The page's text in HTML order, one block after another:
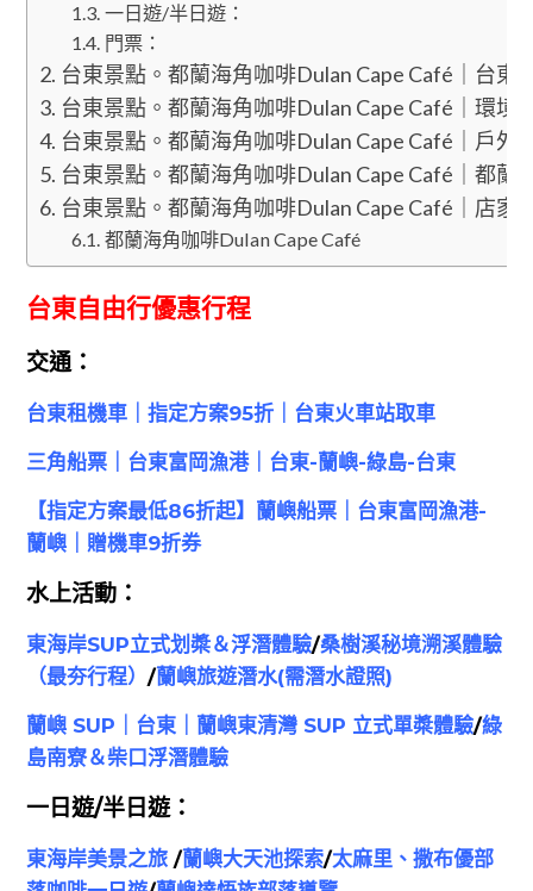
一日遊/半日遊：
門票：
台東景點。都蘭海角咖啡Dulan Cape Café｜台東
台東景點。都蘭海角咖啡Dulan Cape Café｜環境
台東景點。都蘭海角咖啡Dulan Cape Café｜戶外
台東景點。都蘭海角咖啡Dulan Cape Café｜都蘭
台東景點。都蘭海角咖啡Dulan Cape Café｜店家
都蘭海角咖啡Dulan Cape Café
台東自由行優惠行程
交通：
台東租機車｜指定方案95折｜台東火車站取車
三角船票｜台東富岡漁港｜台東-蘭嶼-綠島-台東
【指定方案最低86折起】蘭嶼船票｜台東富岡漁港-
蘭嶼｜贈機車9折券
水上活動：
東海岸SUP立式划槳＆浮潛體驗/桑樹溪秘境溯溪體驗
（最夯行程）/蘭嶼旅遊潛水(需潛水證照)
蘭嶼 SUP｜台東｜蘭嶼東清灣 SUP 立式單槳體驗/綠
島南寮＆柴口浮潛體驗
一日遊/半日遊：
東海岸美景之旅/蘭嶼大天池探索/太麻里、撒布優部